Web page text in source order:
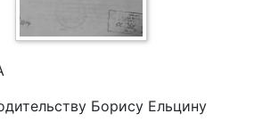
Борису Ельцину